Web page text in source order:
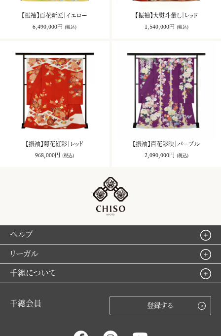
【振袖】百花新匠｜イエロー
6,490,000円 (税込)
【振袖】大熨斗暈し｜レッド
1,540,000円 (税込)
【振袖】菊花紅彩｜レッド
968,000円 (税込)
【振袖】百花彩映｜パープル
2,090,000円 (税込)
ヘルプ
リーガル
千總について
千總会員 登録する